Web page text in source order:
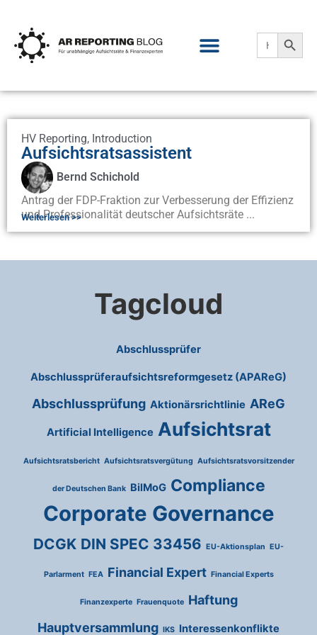
Search
for:
HV Reporting, Introduction
Aufsichtsratsassistent
Bernd Schichold
Antrag der FDP-Fraktion zur Verbesserung der Effizienz
und Professionalität deutscher Aufsichtsräte ...
Weiterlesen >>
Tagcloud
Abschlussprüfer
Abschlussprüferaufsichtsreformgesetz (APAReG)
Abschlussprüfung Aktionärsrichtlinie AReG
Artificial Intelligence Aufsichtsrat
Aufsichtsratsbericht Aufsichtsratsvergütung Aufsichtsratsvorsitzender
der Deutschen Bank BilMoG Compliance
Corporate Governance
DCGK DIN SPEC 33456 EU-Aktionsplan EU-
Parlarment FEA Financial Expert Financial Experts
Finanzexperte Frauenquote Haftung
Hauptversammlung IKS Interessenkonflikte